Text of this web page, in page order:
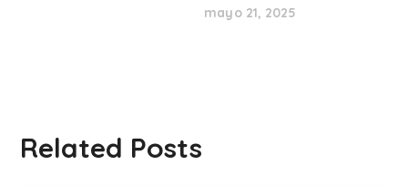
mayo 21, 2025
Related Posts